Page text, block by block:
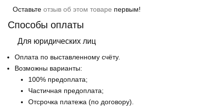
Оставьте отзыв об этом товаре первым!
Способы оплаты
Для юридических лиц
Оплата по выставленному счёту.
Возможны варианты:
100% предоплата;
Частичная предоплата;
Отсрочка платежа (по договору).